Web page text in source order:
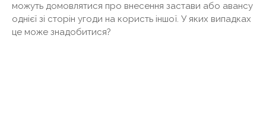
можуть домовлятися про внесення застави або авансу
однієї зі сторін угоди на користь іншої. У яких випадках
це може знадобитися?